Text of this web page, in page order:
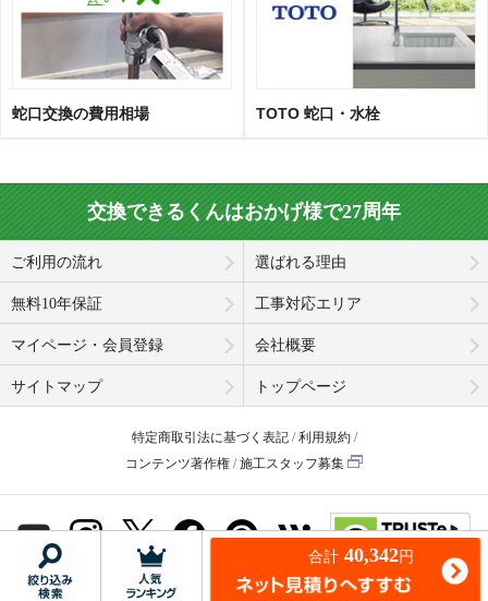
蛇口交換の費用相場 TOTO 蛇口・水栓
交換できるくんはおかげ様で27周年
ご利用の流れ 選ばれる理由
無料10年保証 工事対応エリア
マイページ・会員登録 会社概要
サイトマップ トップページ
特定商取引法に基づく表記
利用規約
コンテンツ著作権
施工スタッフ募集
© Koukandekirukun, Inc. 2001-2026
合計 40,342